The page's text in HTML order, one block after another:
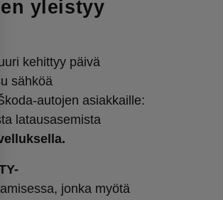
yleistyy
kehittyy päivä
sähköä
autojen asiakkaille:
latausasemista
jonka myötä